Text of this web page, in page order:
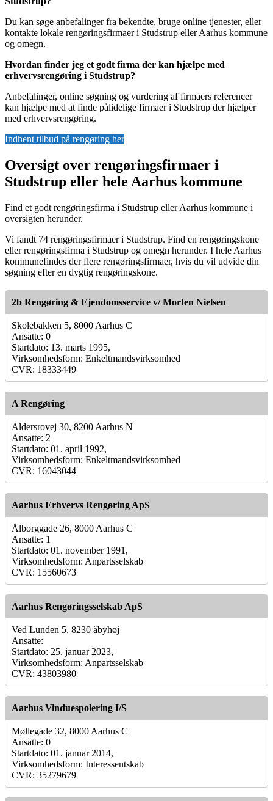
Du kan søge anbefalinger fra bekendte, bruge online tjenester, eller
kontakte lokale rengøringsfirmaer i Studstrup eller Aarhus kommune
og omegn.
Hvordan finder jeg et godt firma der kan hjælpe med
erhvervsrengøring i Studstrup?
Anbefalinger, online søgning og vurdering af firmaers referencer
kan hjælpe med at finde pålidelige firmaer i Studstrup der hjælper
med erhvervsrengøring.
Indhent tilbud på rengøring her
Oversigt over rengøringsfirmaer i
Studstrup eller hele Aarhus kommune
Find et godt rengøringsfirma i Studstrup eller Aarhus kommune i
oversigten herunder.
Vi fandt 74 rengøringsfirmaer i Studstrup. Find en rengøringskone
eller rengøringsfirma i Studstrup og omegn herunder. I hele Aarhus
kommunefindes der flere rengøringsfirmaer, hvis du vil udvide din
søgning efter en dygtig rengøringskone.
2b Rengøring & Ejendomsservice v/ Morten Nielsen
Skolebakken 5, 8000 Aarhus C
Ansatte: 0
Startdato: 13. marts 1995,
Virksomhedsform: Enkeltmandsvirksomhed
CVR: 18333449
A Rengøring
Aldersrovej 30, 8200 Aarhus N
Ansatte: 2
Startdato: 01. april 1992,
Virksomhedsform: Enkeltmandsvirksomhed
CVR: 16043044
Aarhus Erhvervs Rengøring ApS
Ålborggade 26, 8000 Aarhus C
Ansatte: 1
Startdato: 01. november 1991,
Virksomhedsform: Anpartsselskab
CVR: 15560673
Aarhus Rengøringsselskab ApS
Ved Lunden 5, 8230 åbyhøj
Ansatte:
Startdato: 25. januar 2023,
Virksomhedsform: Anpartsselskab
CVR: 43803980
Aarhus Vinduespolering I/S
Møllegade 32, 8000 Aarhus C
Ansatte: 0
Startdato: 01. januar 2014,
Virksomhedsform: Interessentskab
CVR: 35279679